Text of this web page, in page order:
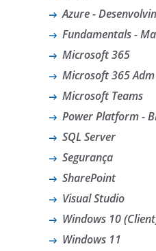
Azure -
Fundamentals -
Microsoft 365
Microsoft 365 Adm
Microsoft Teams
Power Platform -
SQL Server
Segurança
SharePoint
Visual Studio
Windows 10
Windows 11